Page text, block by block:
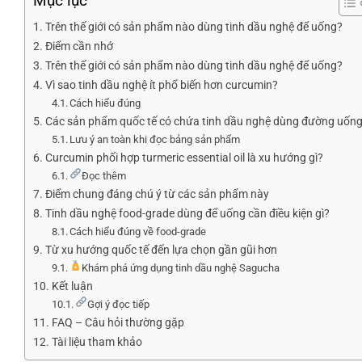
Trên thế giới có sản phẩm nào dùng tinh dầu nghệ để uống?
Điểm cần nhớ
Trên thế giới có sản phẩm nào dùng tinh dầu nghệ để uống?
Vì sao tinh dầu nghệ ít phổ biến hơn curcumin?
Cách hiểu đúng
Các sản phẩm quốc tế có chứa tinh dầu nghệ dùng đường uống
Lưu ý an toàn khi đọc bảng sản phẩm
Curcumin phối hợp turmeric essential oil là xu hướng gì?
Đọc thêm
Điểm chung đáng chú ý từ các sản phẩm này
Tinh dầu nghệ food-grade dùng để uống cần điều kiện gì?
Cách hiểu đúng về food-grade
Từ xu hướng quốc tế đến lựa chọn gần gũi hơn
Khám phá ứng dụng tinh dầu nghệ Sagucha
Kết luận
Gợi ý đọc tiếp
FAQ – Câu hỏi thường gặp
Tài liệu tham khảo